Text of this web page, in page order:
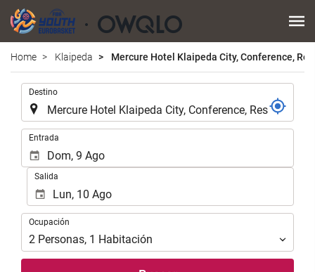
Home Klaipeda Mercure Hotel Klaipeda City, Conference,
Destino
Entrada
Salida
Ocupación
Ocupación
2 Personas, 1 Habitación